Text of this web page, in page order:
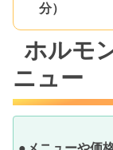
分）
ホルモ
ニュー